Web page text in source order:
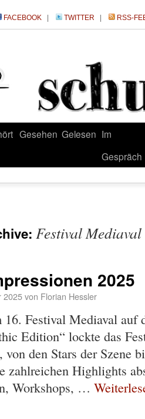
FACEBOOK TWITTER RSS-
Gesehen Gelesen Im
Gespräch
Festival Mediaval
2025
2025von Florian Hessler
16. Festival Mediaval auf
Edition“ lockte das
von den Stars der Szene
zahlreichen Highlights
Workshops, …